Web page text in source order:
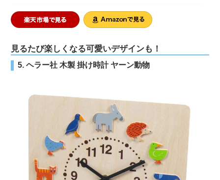
見るたび楽しくなる可愛いデザインも！
5. ヘラー社 木製 掛け時計 ヤーン動物